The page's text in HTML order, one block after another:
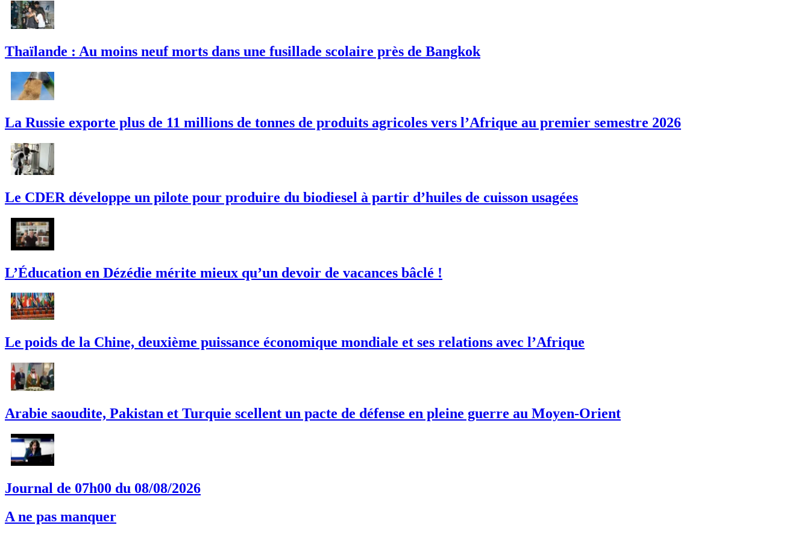
Thaïlande : Au moins neuf morts dans une fusillade scolaire près de Bangkok
La Russie exporte plus de 11 millions de tonnes de produits agricoles vers l’Afrique au premier semestre 2026
Le CDER développe un pilote pour produire du biodiesel à partir d’huiles de cuisson usagées
L’Éducation en Dézédie mérite mieux qu’un devoir de vacances bâclé !
Le poids de la Chine, deuxième puissance économique mondiale et ses relations avec l’Afrique
Arabie saoudite, Pakistan et Turquie scellent un pacte de défense en pleine guerre au Moyen-Orient
Journal de 07h00 du 08/08/2026
A ne pas manquer